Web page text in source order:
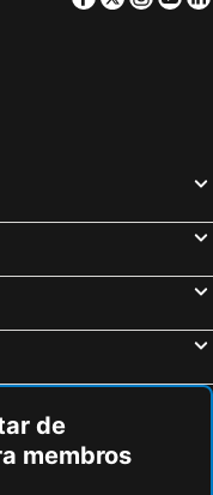
de
membros